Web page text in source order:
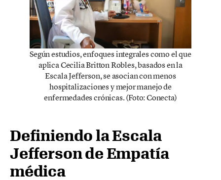
Según estudios, enfoques integrales como el que
aplica Cecilia Britton Robles, basados en la
Escala Jefferson, se asocian con menos
hospitalizaciones y mejor manejo de
enfermedades crónicas. (Foto: Conecta)
Definiendo la Escala
Jefferson de Empatía
médica